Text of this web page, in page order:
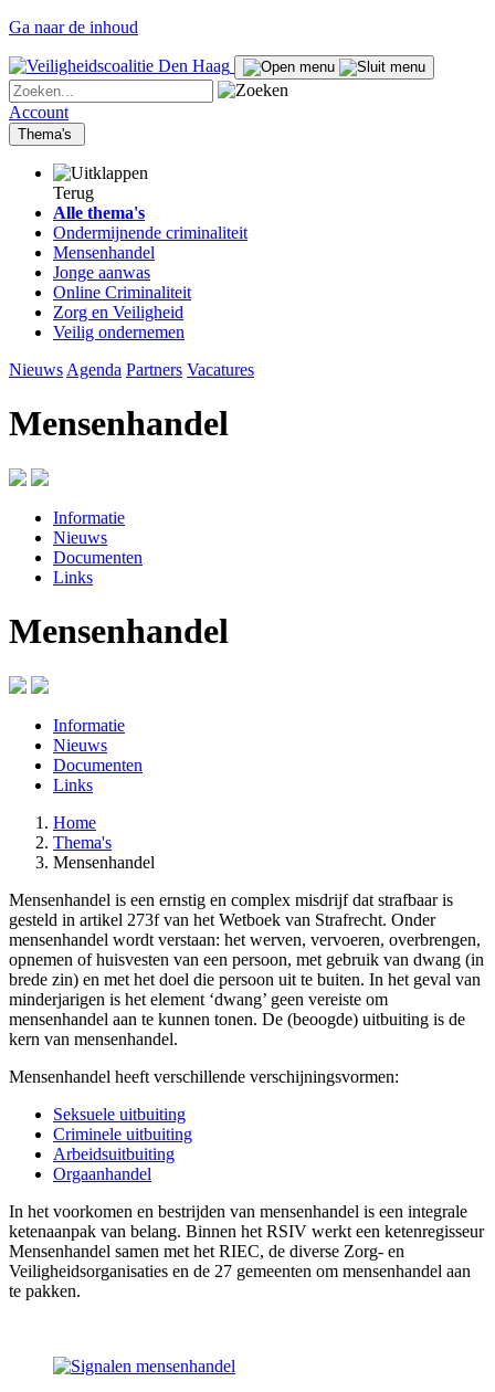
Ga naar de inhoud
Account
Thema's
Terug
Alle thema's
Ondermijnende criminaliteit
Mensenhandel
Jonge aanwas
Online Criminaliteit
Zorg en Veiligheid
Veilig ondernemen
Nieuws Agenda Partners Vacatures
Mensenhandel
Informatie
Nieuws
Documenten
Links
Mensenhandel
Informatie
Nieuws
Documenten
Links
Home
Thema's
Mensenhandel
Mensenhandel is een ernstig en complex misdrijf dat strafbaar is
gesteld in artikel 273f van het Wetboek van Strafrecht. Onder
mensenhandel wordt verstaan: het werven, vervoeren, overbrengen,
opnemen of huisvesten van een persoon, met gebruik van dwang (in
brede zin) en met het doel die persoon uit te buiten. In het geval van
minderjarigen is het element ‘dwang’ geen vereiste om
mensenhandel aan te kunnen tonen. De (beoogde) uitbuiting is de
kern van mensenhandel.
Mensenhandel heeft verschillende verschijningsvormen:
Seksuele uitbuiting
Criminele uitbuiting
Arbeidsuitbuiting
Orgaanhandel
In het voorkomen en bestrijden van mensenhandel is een integrale
ketenaanpak van belang. Binnen het RSIV werkt een ketenregisseur
Mensenhandel samen met het RIEC, de diverse Zorg- en
Veiligheidsorganisaties en de 27 gemeenten om mensenhandel aan
te pakken.